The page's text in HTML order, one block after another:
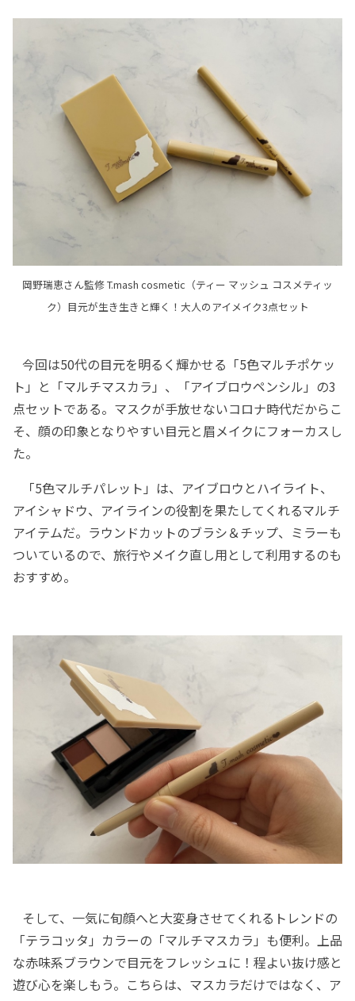
岡野瑞恵さん監修 T.mash cosmetic（ティー マッシュ コスメティッ
ク）目元が生き生きと輝く！大人のアイメイク3点セット
今回は50代の目元を明るく輝かせる「5色マルチポケッ
ト」と「マルチマスカラ」、「アイブロウペンシル」の3
点セットである。マスクが手放せないコロナ時代だからこ
そ、顔の印象となりやすい目元と眉メイクにフォーカスし
た。
「5色マルチパレット」は、アイブロウとハイライト、
アイシャドウ、アイラインの役割を果たしてくれるマルチ
アイテムだ。ラウンドカットのブラシ＆チップ、ミラーも
ついているので、旅行やメイク直し用として利用するのも
おすすめ。
そして、一気に旬顔へと大変身させてくれるトレンドの
「テラコッタ」カラーの「マルチマスカラ」も便利。上品
な赤味系ブラウンで目元をフレッシュに！程よい抜け感と
遊び心を楽しもう。こちらは、マスカラだけではなく、ア